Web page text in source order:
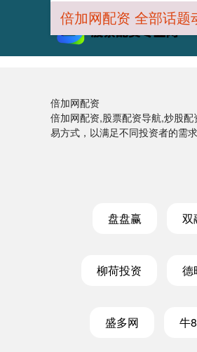
倍加网配资
倍加网配资,股票配资导航,炒股
易方式，以满足不同投资者的需求
倍加网配资 全部话题
盘盘赢 双
柳荷投资 德
盛多网 牛